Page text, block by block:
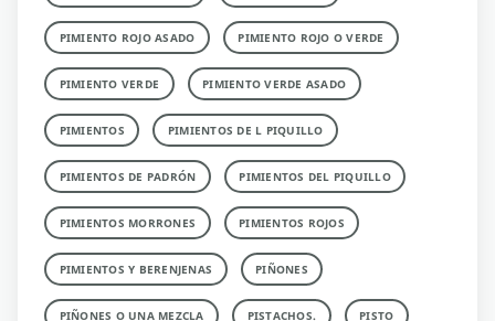
PIMIENTO ROJO ASADO PIMIENTO ROJO O VERDE
PIMIENTO VERDE PIMIENTO VERDE ASADO
PIMIENTOS PIMIENTOS DE L PIQUILLO
PIMIENTOS DE PADRÓN PIMIENTOS DEL PIQUILLO
PIMIENTOS MORRONES PIMIENTOS ROJOS
PIMIENTOS Y BERENJENAS PIÑONES
PIÑONES O UNA MEZCLA PISTACHOS. PISTO